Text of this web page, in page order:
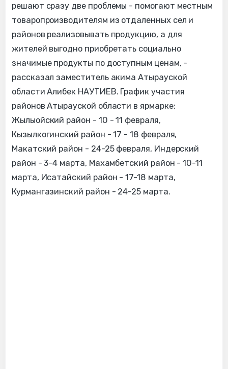
решают сразу две проблемы - помогают местным
товаропроизводителям из отдаленных сел и
районов реализовывать продукцию, а для
жителей выгодно приобретать социально
значимые продукты по доступным ценам, -
рассказал заместитель акима Атырауской
области Алибек НАУТИЕВ. График участия
районов Атырауской области в ярмарке:
Жылыойский район - 10 - 11 февраля,
Кызылкогинский район - 17 - 18 февраля,
Макатский район - 24-25 февраля, Индерский
район - 3-4 марта, Махамбетский район - 10-11
марта, Исатайский район - 17-18 марта,
Курмангазинский район - 24-25 марта.